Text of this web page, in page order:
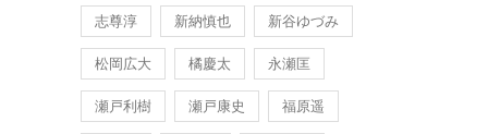
志尊淳 新納慎也 新谷ゆづみ
松岡広大 橘慶太 永瀬匡
瀬戸利樹 瀬戸康史 福原遥